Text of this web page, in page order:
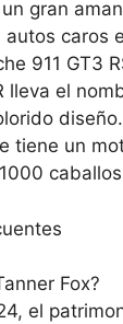
gran
autos caros
911 GT3
lleva el
tiene un
Fox?
el